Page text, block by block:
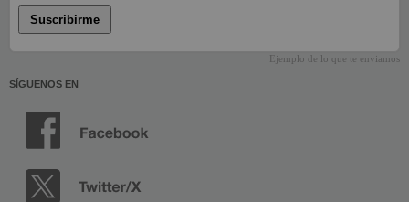
Suscribirme
Ejemplo de lo que te enviamos
SÍGUENOS EN